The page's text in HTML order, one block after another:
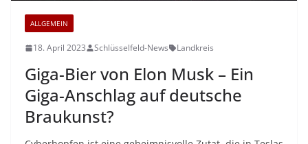
ALLGEMEIN
18. April 2023 Schlüsselfeld-News Landkreis
Giga-Bier von Elon Musk – Ein
Giga-Anschlag auf deutsche
Braukunst?